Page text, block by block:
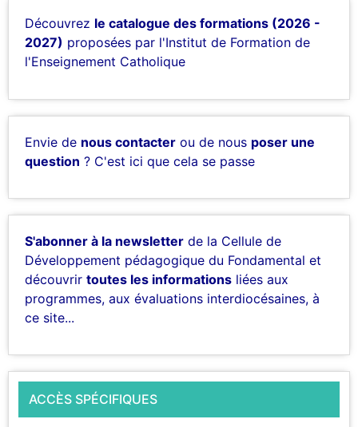
Découvrez le catalogue des formations (2026 -
2027) proposées par l'Institut de Formation de
l'Enseignement Catholique
Envie de nous contacter ou de nous poser une
question ? C'est ici que cela se passe
S'abonner à la newsletter de la Cellule de
Développement pédagogique du Fondamental et
découvrir toutes les informations liées aux
programmes, aux évaluations interdiocésaines, à
ce site...
ACCÈS SPÉCIFIQUES